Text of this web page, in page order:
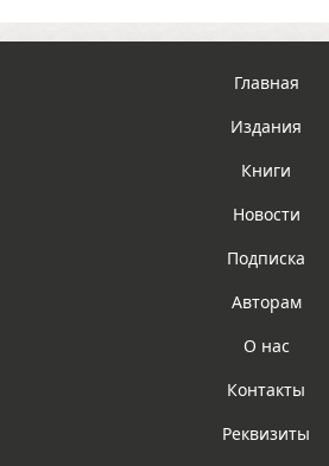
Главная
Издания
Книги
Новости
Подписка
Авторам
О нас
Контакты
Реквизиты